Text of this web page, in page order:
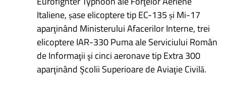
Italiene, șase elicoptere tip EC-135 și Mi-17
aparţinând Ministerului Afacerilor Interne, trei
elicoptere IAR-330 Puma ale Serviciului Român
de Informaţii şi cinci aeronave tip Extra 300
aparţinând Şcolii Superioare de Aviaţie Civilă.